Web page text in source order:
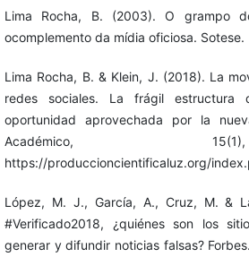
Lima Rocha, B. (2003). O grampo
ocomplemento da mídia oficiosa. Sotese.
Lima Rocha, B. & Klein, J. (2018). La
redes sociales. La frágil
oportunidad aprovechada por la
Académico,
https://produccioncientificaluz.org/
López, M. J., García, A., Cruz, M. &
#Verificado2018, ¿quiénes son los
generar y difundir noticias falsas?